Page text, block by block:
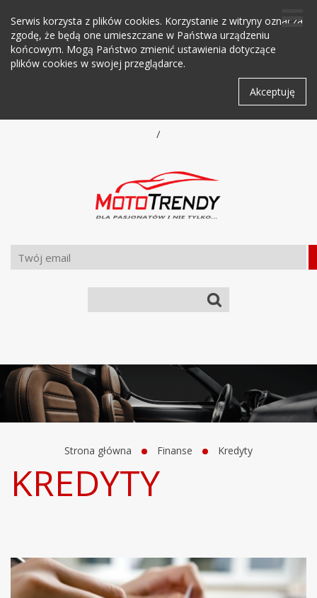
Serwis korzysta z plików cookies. Korzystanie z witryny oznacza
zgodę, że będą one umieszczane w Państwa urządzeniu
końcowym. Mogą Państwo zmienić ustawienia dotyczące
plików cookies w swojej przeglądarce.
Akceptuję
/
Strona główna Finanse Kredyty
KREDYTY